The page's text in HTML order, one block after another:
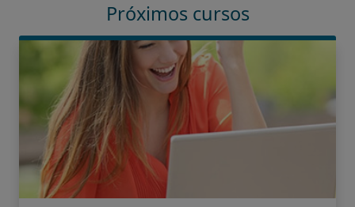
Próximos cursos